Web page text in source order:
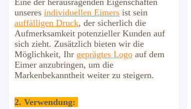
Eine der herausragenden Eigenschaften
unseres individuellen Eimers ist sein
auffälligen Druck, der sicherlich die
Aufmerksamkeit potenzieller Kunden auf
sich zieht. Zusätzlich bieten wir die
Möglichkeit, Ihr geprägtes Logo auf dem
Eimer anzubringen, um die
Markenbekanntheit weiter zu steigern.
2. Verwendung: